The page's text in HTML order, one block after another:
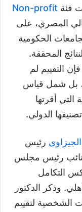
فئة Non-profit
المصري، على
الحكومية
المحققة.
التقييم لم
بل شمل قياس
التي أقرتها
الدولي.
رئيس
نائب رئيس مجلس
التكامل
وذكر الدكتور
الشخصية لتقييم